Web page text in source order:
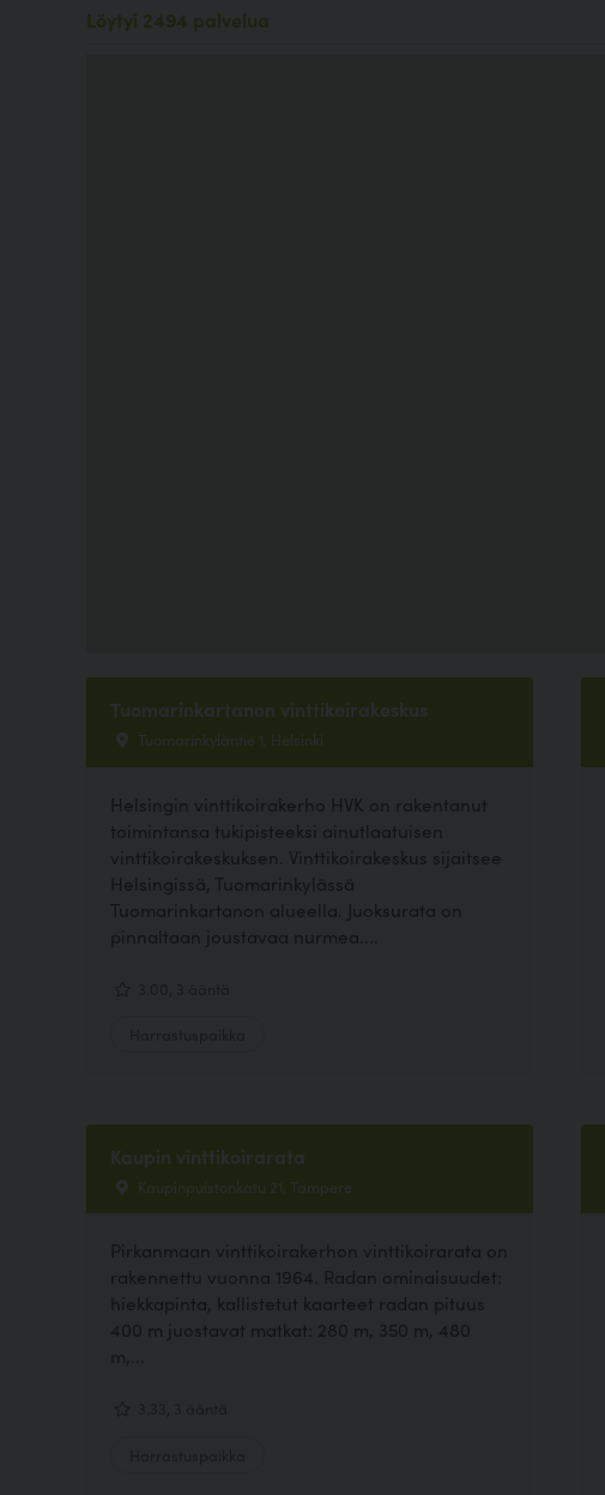
Löytyi 2494 palvelua
Tuomarinkartanon vinttikoirakeskus
Tuomarinkyläntie 1, Helsinki
Helsingin vinttikoirakerho HVK on rakentanut
toimintansa tukipisteeksi ainutlaatuisen
vinttikoirakeskuksen. Vinttikoirakeskus sijaitsee
Helsingissä, Tuomarinkylässä
Tuomarinkartanon alueella. Juoksurata on
pinnaltaan joustavaa nurmea....
Kaupin vinttikoirarata
Kaupinpuistonkatu 21, Tampere
Pirkanmaan vinttikoirakerhon vinttikoirarata on
rakennettu vuonna 1964. Radan ominaisuudet:
hiekkapinta, kallistetut kaarteet radan pituus
400 m juostavat matkat: 280 m, 350 m, 480
m,...